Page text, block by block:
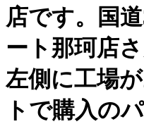
店です。国
ート那珂店
左側に工場
トで購入の